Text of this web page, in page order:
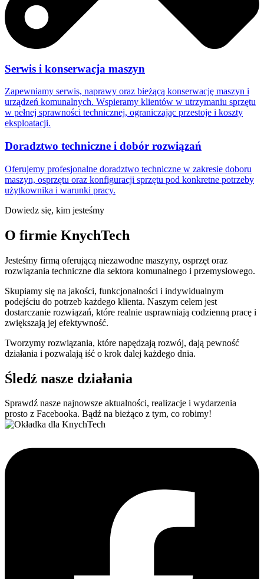
Serwis i konserwacja maszyn
Zapewniamy serwis, naprawy oraz bieżącą konserwację maszyn i
urządzeń komunalnych. Wspieramy klientów w utrzymaniu sprzętu
w pełnej sprawności technicznej, ograniczając przestoje i koszty
eksploatacji.
Doradztwo techniczne i dobór rozwiązań
Oferujemy profesjonalne doradztwo techniczne w zakresie doboru
maszyn, osprzętu oraz konfiguracji sprzętu pod konkretne potrzeby
użytkownika i warunki pracy.
Dowiedz się, kim jesteśmy
O firmie KnychTech
Jesteśmy firmą oferującą niezawodne maszyny, osprzęt oraz
rozwiązania techniczne dla sektora komunalnego i przemysłowego.
Skupiamy się na jakości, funkcjonalności i indywidualnym
podejściu do potrzeb każdego klienta. Naszym celem jest
dostarczanie rozwiązań, które realnie usprawniają codzienną pracę i
zwiększają jej efektywność.
Tworzymy rozwiązania, które napędzają rozwój, dają pewność
działania i pozwalają iść o krok dalej każdego dnia.
Śledź nasze działania
Sprawdź nasze najnowsze aktualności, realizacje i wydarzenia
prosto z Facebooka. Bądź na bieżąco z tym, co robimy!